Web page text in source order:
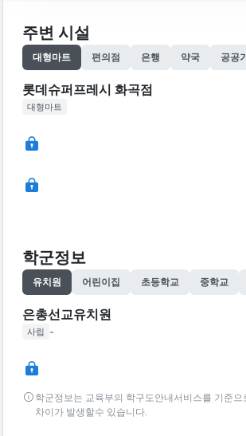
주변 시설
대형마트 편의점 은행 약국 공공
롯데슈퍼프레시 화곡점
대형마트
학군정보
유치원 어린이집 초등학교 중학교
은총선교유치원
사립 -
학군정보는 교육부의 학구도안내서비스를 기준
차이가 발생할수 있습니다.